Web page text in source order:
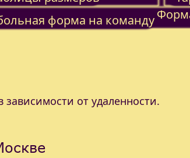
от удаленности.